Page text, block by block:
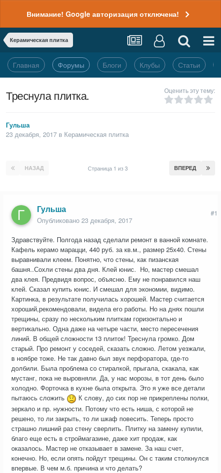
Внимание! Google авторизация отключена!
Керамическая плитка
Главная Форумы Блоги Клубы Статьи
Треснула плитка. Оценить эту тему:
Гульша
23 декабря, 2017 в Керамическая плитка
НАЗАД ВПЕРЕД
Страница 1 из 3
Гульша
Опубликовано 23 декабря, 2017
#1
Здравствуйте. Полгода назад сделали ремонт в ванной комнате.
Кафель керамо марацци, 440 руб. за кв.м., размер 25х40. Стены
выравнивали клеем. Понятно, что стены, как пизанская
башня..Сохли стены два дня. Клей юнис. Но, мастер смешал
два клея. Предвидя вопрос, объясню. Ему не понравился наш
клей. Сказал купить юнис. И смешал для экономии, видимо.
Картинка, в результате получилась хорошей. Мастер считается
хороший,рекомендовали, видела его работы. Но на днях пошли
трещины, сразу по нескольким плиткам горизонтально и
вертикально. Одна даже на четыре части, место пересечения
линий. В общей сложности 13 плиток! Треснула громко. Дом
старый. Про ремонт у соседей, сказать сложно. Летом уезжали,
в ноябре тоже. Не так давно был звук перфоратора, где-то
долбили. Была проблема со стиралкой, прыгала, скакала, как
мустанг, пока не выровняли. Да, у нас морозы, в тот день было
холодно. Форточка в кухне была открыта. Это я уже все детали
пытаюсь сложить
К слову, до сих пор не прикреплены полки,
зеркало и пр. нужности. Потому что есть ниша, с которой не
решено, то ли закрыть, то ли шкаф повесить. Теперь просто
страшно лишний раз стену сверлить. Плитку на замену купили,
благо еще есть в строймагазине, даже хит продаж, как
оказалось. Мастер не отказывает в замене. За наш счет,
конечно. Но, если опять пойдут трещины. Он с таким столкнулся
впервые. В чем м.б. причина и что делать?